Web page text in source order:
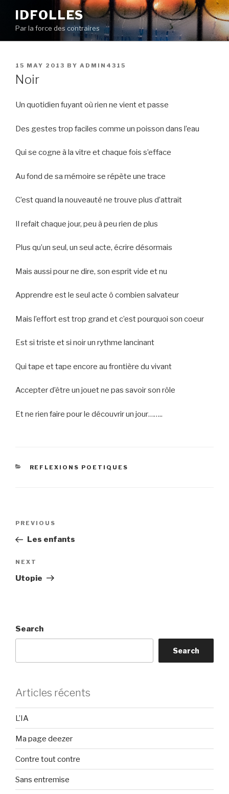
content
IDFOLLES
Par la force des contraires
POSTED
ON
15 MAY 2013 BY ADMIN4315
Noir
Un quotidien fuyant où rien ne vient et passe
Des gestes trop faciles comme un poisson dans l’eau
Qui se cogne à la vitre et chaque fois s’efface
Au fond de sa mémoire se répète une trace
C’est quand la nouveauté ne trouve plus d’attrait
Il refait chaque jour, peu à peu rien de plus
Plus qu’un seul, un seul acte, écrire désormais
Mais aussi pour ne dire, son esprit vide et nu
Apprendre est le seul acte ô combien salvateur
Mais l’effort est trop grand et c’est pourquoi son coeur
Est si triste et si noir un rythme lancinant
Qui tape et tape encore au frontière du vivant
Accepter d’être un jouet ne pas savoir son rôle
Et ne rien faire pour le découvrir un jour……..
CATEGORIES
REFLEXIONS POETIQUES
Previous
Post
PREVIOUS
Les enfants
Next
Post
NEXT
Utopie
Search
Search
Articles récents
L’IA
Ma page deezer
Contre tout contre
Sans entremise